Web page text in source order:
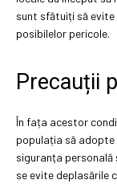
sunt sfătuiți să
posibilelor pericole.
Precauții
În fața acestor
populația să
siguranța personală
se evite deplasările